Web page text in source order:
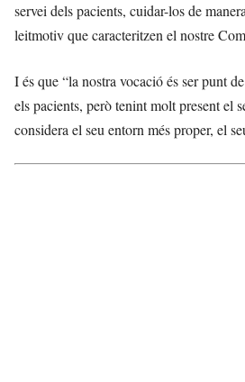
servei dels pacients, cuidar-los de
leitmotiv que caracteritzen el nostre
I és que “la nostra vocació és ser punt
els pacients, però tenint molt present el
considera el seu entorn més proper, el